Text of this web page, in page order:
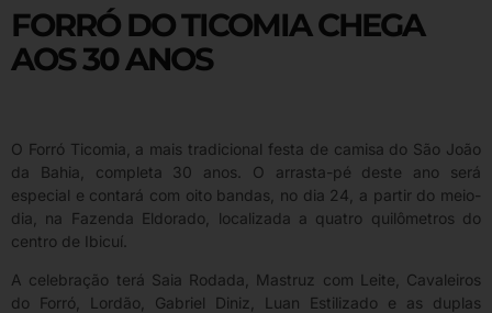
FORRÓ DO TICOMIA CHEGA
AOS 30 ANOS
O Forró Ticomia, a mais tradicional festa de camisa do São João
da Bahia, completa 30 anos. O arrasta-pé deste ano será
especial e contará com oito bandas, no dia 24, a partir do meio-
dia, na Fazenda Eldorado, localizada a quatro quilômetros do
centro de Ibicuí.
A celebração terá Saia Rodada, Mastruz com Leite, Cavaleiros
do Forró, Lordão, Gabriel Diniz, Luan Estilizado e as duplas